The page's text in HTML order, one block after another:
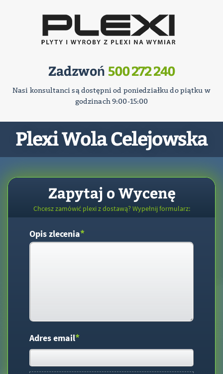
Zadzwoń 500 272 240
Nasi konsultanci są dostępni od poniedziałku do piątku w
godzinach 9:00-15:00
Plexi Wola Celejowska
Zapytaj o Wycenę
Chcesz zamówić plexi z dostawą? Wypełnij formularz:
Opis zlecenia*
Adres email*